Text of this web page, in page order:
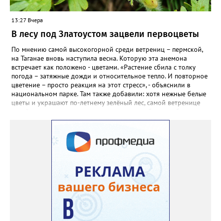
взошли даже без стратификации. После покупки (по весне)
садовод советует сразу убрать семена в холодильник на два
месяца, а место посадки - мульчировать мелкой корой. Семена
самосевом в ней отлично прорастают. Если иногда срезать
сухие цветы и стряхивать семена вокруг куртины, лаванда
весной прорастет сама. Ещё один секрет – этот символ
Прованса не любит «вкусную» почву. Добавляйте в посадочную
яму гравий и песок – требуется хороший дренаж. В первый год
Екатерина рекомендует цветы убирать, чтобы силы куста
пошли на наращивание корневой системы. А со второго года
пусть лаванда цветёт во всю силу! Фото: Екатерина Бойко,
специально для «Златоуст.инфо». Обсуждение новости здесь
13:27 Вчера
В лесу под Златоустом зацвели первоцветы
По мнению самой высокогорной среди ветрениц – пермской,
на Таганае вновь наступила весна. Которую эта анемона
встречает как положено - цветами. «Растение сбила с толку
погода – затяжные дожди и относительное тепло. И повторное
цветение – просто реакция на этот стресс», - объяснили в
национальном парке. Там также добавили: хотя нежные белые
цветы и украшают по-летнему зелёный лес, самой ветренице
силы перед долгой зимовкой.